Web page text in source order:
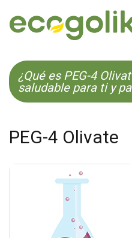
EN
¿Qué es PEG-4
saludable para ti y
PEG-4 Olivate